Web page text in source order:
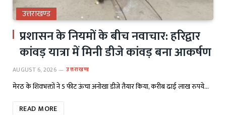
उत्तराखण्ड
प्रशासन के नियमों के बीच नवाचार: हरिद्वार
कांवड़ यात्रा में मिनी डीजे कांवड़ बना आकर्षण
AUGUST 6, 2026 उत्तराखण्ड
मेरठ के शिवभक्तों ने 5 फीट ऊंचा अनोखा डीजे तैयार किया, करीब ढाई लाख रुपये…
READ MORE